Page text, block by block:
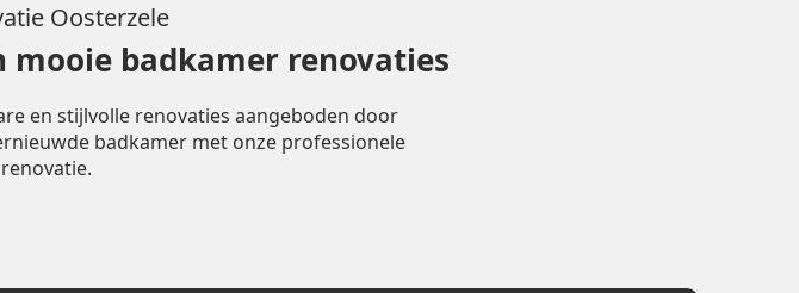
Oosterzele
badkamer renovaties
en stijlvolle renovaties aangeboden door
badkamer met onze professionele